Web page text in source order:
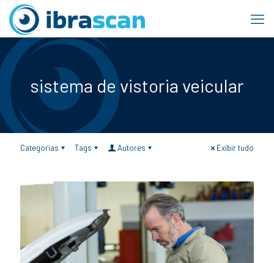
sistema de vistoria veicular
Categorias Tags Autores Exibir tudo